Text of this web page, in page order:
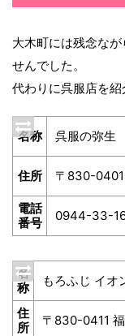
大木町には残念な
せんでした。
代わりに呉服店を紹
名称 呉服の弥生
住所 〒830-0401
電話
番号
0944-33-
名
称
もろふじ イオ
住
所
〒830-0411